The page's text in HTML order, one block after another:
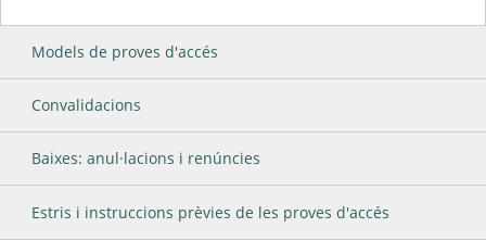
Models de proves d'accés
Convalidacions
Baixes: anul·lacions i renúncies
Estris i instruccions prèvies de les proves d'accés